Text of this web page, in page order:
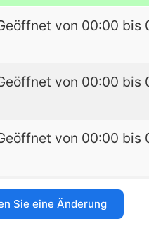
von 00:00 bis
von 00:00 bis
von 00:00 bis
Sie eine Änderung